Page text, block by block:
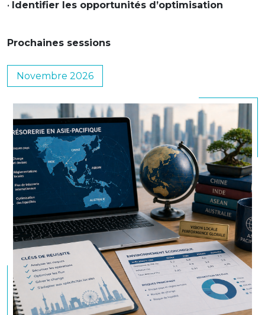
• Identifier les opportunités d’optimisation
Prochaines sessions
Novembre 2026